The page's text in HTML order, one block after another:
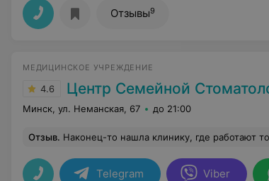
Отзывы9
МЕДИЦИНСКОЕ УЧРЕЖДЕНИЕ
4.6 Центр Семейной
Минск, ул. Неманская, 67 до 21:00
Отзыв. Наконец-то нашла клинику, где работают только хорошие стоматологи. Чего я здесь только не делала: и зубы лечила, и отбеливала, и имплант поставила. После
Telegram Viber